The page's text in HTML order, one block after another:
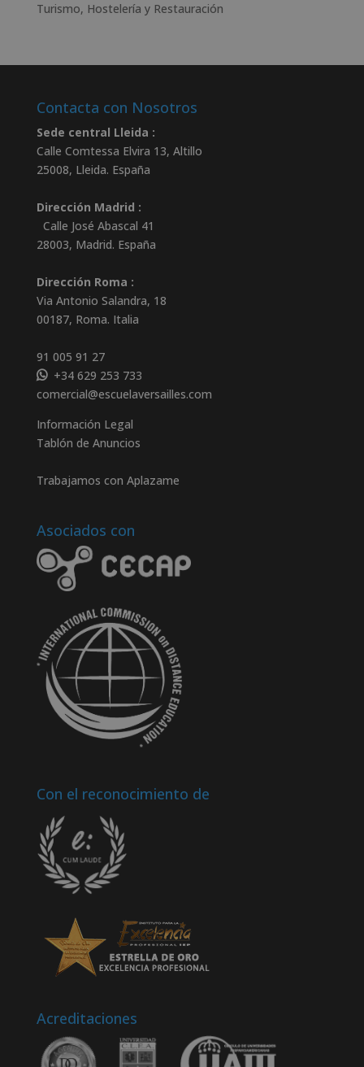
Turismo, Hostelería y Restauración
Contacta con Nosotros
Sede central Lleida :
Calle Comtessa Elvira 13, Altillo
25008, Lleida. España
Dirección Madrid :
Calle José Abascal 41
28003, Madrid. España
Dirección Roma :
Via Antonio Salandra, 18
00187, Roma. Italia
91 005 91 27
+34 629 253 733
comercial@escuelaversailles.com
Información Legal
Tablón de Anuncios
Trabajamos con Aplazame
Asociados con
Con el reconocimiento de
Acreditaciones